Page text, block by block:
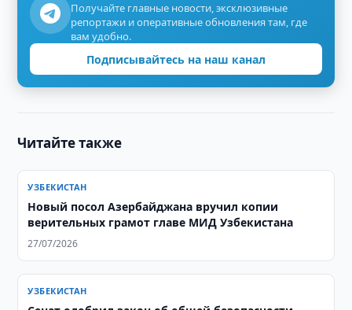
Получайте главные новости, эксклюзивные
репортажи и оперативные обновления там, где
вам удобно.
Подписывайтесь на наш канал
Читайте также
УЗБЕКИСТАН
Новый посол Азербайджана вручил копии
верительных грамот главе МИД Узбекистана
27/07/2026
УЗБЕКИСТАН